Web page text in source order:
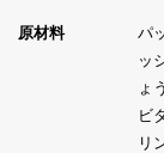
原材料
パ
ッ
ょ
ビ
リ